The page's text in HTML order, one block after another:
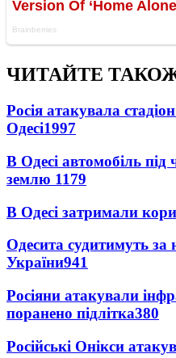
ЧИТАЙТЕ
Росія атакувала
Одесі1997
В Одесі автомобіль під
землю 1179
В Одесі затримали
Одесита судитимуть
України941
Росіяни атакували
поранено підлітка380
Російські Онікси